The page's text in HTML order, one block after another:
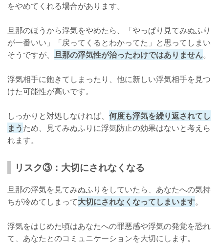
をやめてくれる場合があります。
旦那のほうから浮気をやめたら、「やっぱり見てみぬふり
が一番いい」「戻ってくるとわかってた」と思ってしまい
そうですが、 旦那の浮気性が治ったわけではありません。
浮気相手に飽きてしまったり、他に新しい浮気相手を見つ
けた可能性が高いです。
しっかりと対処しなければ、 何度も浮気を繰り返されてし
まうため、見てみぬふりに浮気防止の効果はないと考えら
れます。
リスク③：大切にされなくなる
旦那の浮気を見てみぬふりをしていたら、あなたへの気持
ちが冷めてしまって大切にされなくなってしまいます。
浮気をはじめた頃はあなたへの罪悪感や浮気の発覚を恐れ
て、あなたとのコミュニケーションを大切にします。